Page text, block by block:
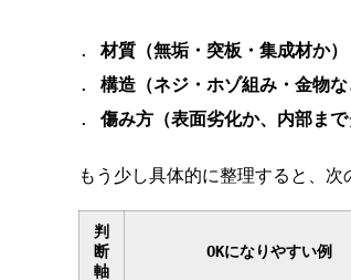
材質（無垢・突板・集成材か）
構造（ネジ・ホゾ組み・金物な
傷み方（表面劣化か、内部まで
もう少し具体的に整理すると、次
判
断
軸
OKになりやすい例